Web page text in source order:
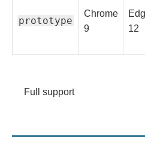
prototype
Chrome
Full
9
Full
12
support
Full support